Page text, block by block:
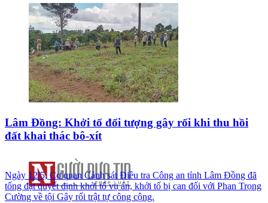
Lâm Đồng: Khởi tố đối tượng gây rối khi thu hồi
đất khai thác bô-xít
Ngày 12/5, Cơ quan Cảnh sát Điều tra Công an tỉnh Lâm Đồng đã
tống đạt quyết định khởi tố vụ án, khởi tố bị can đối với Phan Trọng
Cường về tội Gây rối trật tự công cộng.